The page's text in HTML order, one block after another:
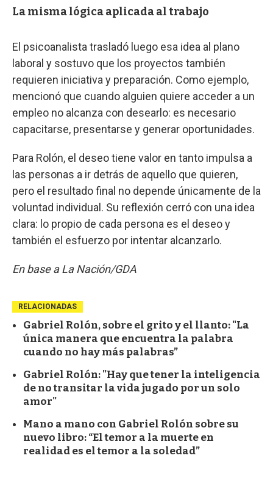
La misma lógica aplicada al trabajo
El psicoanalista trasladó luego esa idea al plano
laboral y sostuvo que los proyectos también
requieren iniciativa y preparación. Como ejemplo,
mencionó que cuando alguien quiere acceder a un
empleo no alcanza con desearlo: es necesario
capacitarse, presentarse y generar oportunidades.
Para Rolón, el deseo tiene valor en tanto impulsa a
las personas a ir detrás de aquello que quieren,
pero el resultado final no depende únicamente de la
voluntad individual. Su reflexión cerró con una idea
clara: lo propio de cada persona es el deseo y
también el esfuerzo por intentar alcanzarlo.
En base a La Nación/GDA
RELACIONADAS
Gabriel Rolón, sobre el grito y el llanto: "La
única manera que encuentra la palabra
cuando no hay más palabras”
Gabriel Rolón: "Hay que tener la inteligencia
de no transitar la vida jugado por un solo
amor"
Mano a mano con Gabriel Rolón sobre su
nuevo libro: “El temor a la muerte en
realidad es el temor a la soledad”